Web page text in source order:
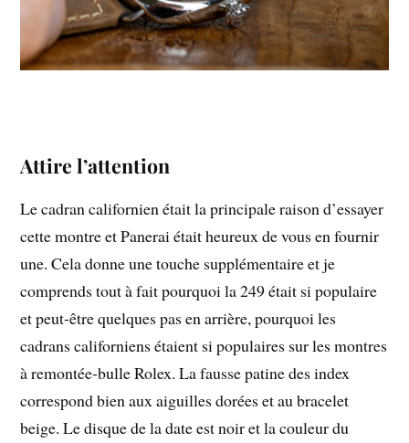
Attire l’attention
Le cadran californien était la principale raison d’essayer
cette montre et Panerai était heureux de vous en fournir
une. Cela donne une touche supplémentaire et je
comprends tout à fait pourquoi la 249 était si populaire
et peut-être quelques pas en arrière, pourquoi les
cadrans californiens étaient si populaires sur les montres
à remontée-bulle Rolex. La fausse patine des index
correspond bien aux aiguilles dorées et au bracelet
beige. Le disque de la date est noir et la couleur du